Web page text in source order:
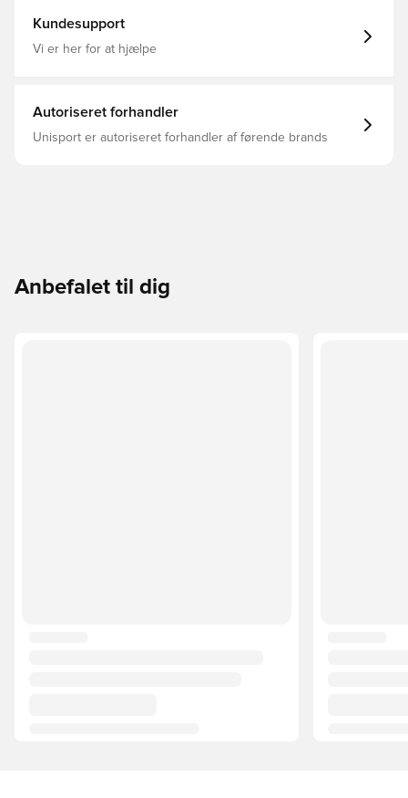
Kundesupport
Vi er her for at hjælpe
Autoriseret forhandler
Unisport er autoriseret forhandler af førende brands
Anbefalet til dig